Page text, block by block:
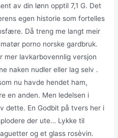
av din lønn opptil 7,1 G. Det
egen historie som fortelles
Då treng me langt meir
porno norske gardbruk.
mer lavkarbovennlig versjon
naken nudler eller lag selv .
nu havde hendet ham,
en anden. Men ledelsen i
dette. En Godbit på tvers her i
der ute… Lykke til
og et glass rosèvin.